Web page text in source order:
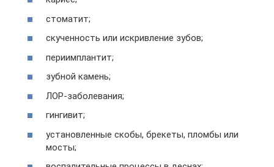
стоматит;
скученность или искривление зубов;
периимплантит;
зубной камень;
ЛОР-заболевания;
гингивит;
установленные скобы, брекеты, пломбы или
мосты;